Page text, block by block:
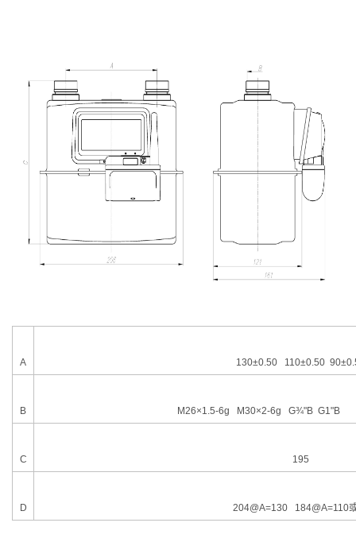
A 130±0.50 110±0.50
B M26×1.5-6g M30×2-6g G¾"B G1"B
C 195
D 204@A=130 184@A=110